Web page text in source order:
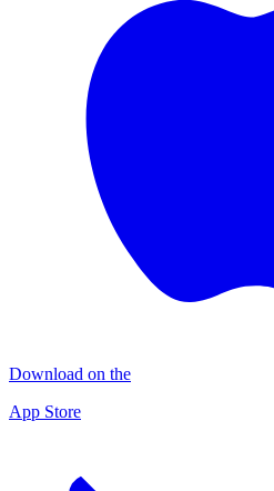
Download on the
App Store